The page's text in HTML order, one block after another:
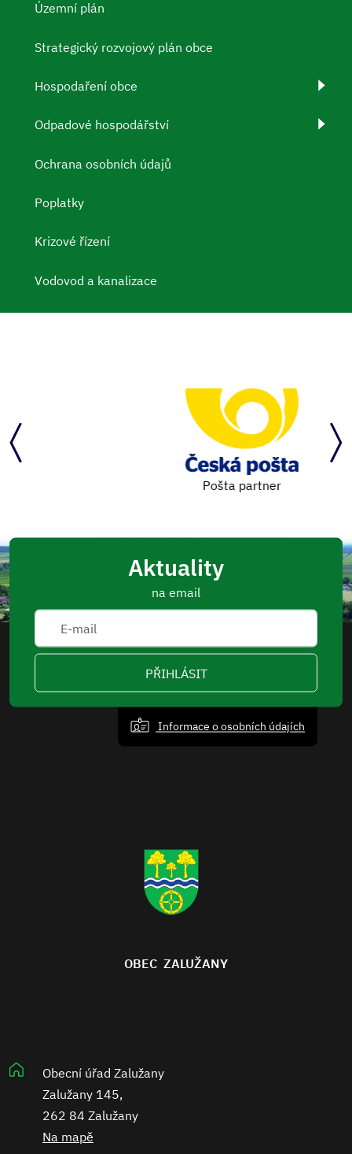
Územní plán
Strategický rozvojový plán obce
Hospodaření obce
Odpadové hospodářství
Ochrana osobních údajů
Poplatky
Krizové řízení
Vodovod a kanalizace
Pošta partner
Aktuality
na email
PŘIHLÁSIT
Informace o osobních údajích
OBEC ZALUŽANY
Obecní úřad Zalužany
Zalužany 145,
262 84 Zalužany
Na mapě